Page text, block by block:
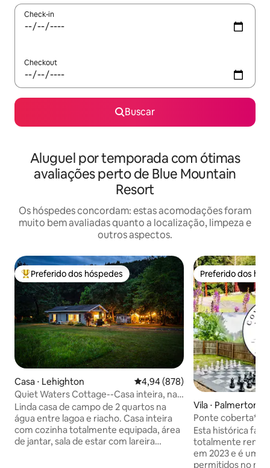
Check-in
Checkout
Buscar
Aluguel por temporada com ótimas
avaliações perto de Blue Mountain
Resort
Os hóspedes concordam: estas acomodações foram
muito bem avaliadas quanto a localização, limpeza e
outros aspectos.
Entre os melhores preferidos dos hóspedes
Preferido dos hóspedes
Casa ⋅ Lehighton 4,94 de uma avaliação média de
4,94 (878)
Quiet Waters Cottage--Casa inteira, na
água!
Linda casa de campo de 2 quartos na
água entre lagoa e riacho. Casa inteira
com cozinha totalmente equipada, área
de jantar, sala de estar com lareira
Preferido dos
Preferido dos
Vila ⋅ Palmerton
Ponte
elétricos
Esta histórica
totalmente
em 2023 e é um
permitidos no